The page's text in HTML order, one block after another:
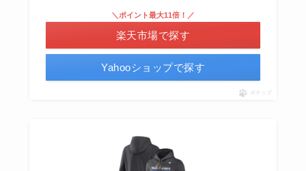
＼ポイント最大11倍！／
楽天市場で探す
Yahooショップで探す
ポチップ